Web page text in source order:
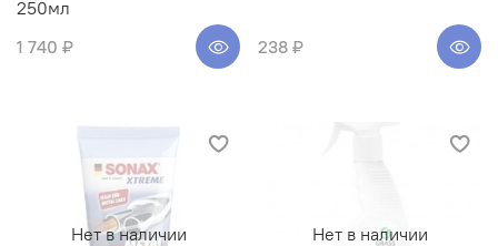
250мл
1 740 ₽
238 ₽
Нет в наличии Нет в наличии